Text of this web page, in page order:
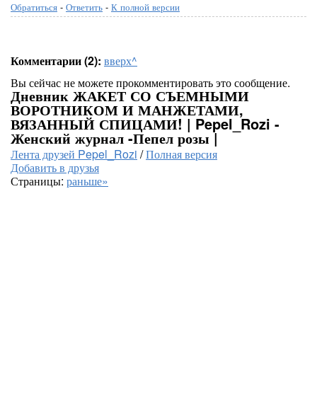
Обратиться - Ответить - К полной версии
Комментарии (2): вверх^
Вы сейчас не можете прокомментировать это сообщение.
Дневник ЖАКЕТ СО СЪЕМНЫМИ
ВОРОТНИКОМ И МАНЖЕТАМИ,
ВЯЗАННЫЙ СПИЦАМИ! | Pepel_Rozi -
Женский журнал -Пепел розы |
Лента друзей Pepel_Rozi /Полная версия
Добавить в друзья
Страницы: раньше»